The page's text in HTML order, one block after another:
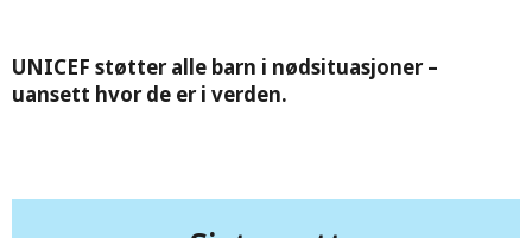
UNICEF støtter alle barn i nødsituasjoner –
uansett hvor de er i verden.